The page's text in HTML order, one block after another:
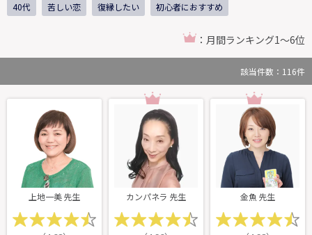
40代 苦しい恋 復縁したい 初心者におすすめ
：月間ランキング1～6位
該当件数： 116件
上地一美 先生 カンパネラ 先生 金魚 先生